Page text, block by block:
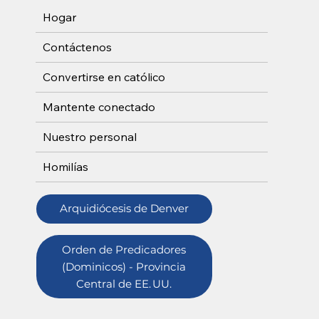
Hogar
Contáctenos
Convertirse en católico
Mantente conectado
Nuestro personal
Homilías
Arquidiócesis de Denver
Orden de Predicadores
(Dominicos) - Provincia
Central de EE. UU.